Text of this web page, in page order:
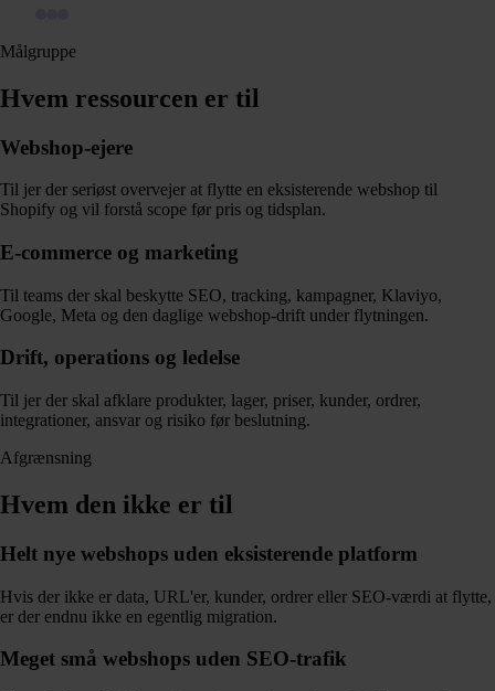
Målgruppe
Hvem ressourcen er til
Webshop-ejere
Til jer der seriøst overvejer at flytte en eksisterende webshop til
Shopify og vil forstå scope før pris og tidsplan.
E-commerce og marketing
Til teams der skal beskytte SEO, tracking, kampagner, Klaviyo,
Google, Meta og den daglige webshop-drift under flytningen.
Drift, operations og ledelse
Til jer der skal afklare produkter, lager, priser, kunder, ordrer,
integrationer, ansvar og risiko før beslutning.
Afgrænsning
Hvem den ikke er til
Helt nye webshops uden eksisterende platform
Hvis der ikke er data, URL'er, kunder, ordrer eller SEO-værdi at flytte,
er der endnu ikke en egentlig migration.
Meget små webshops uden SEO-trafik